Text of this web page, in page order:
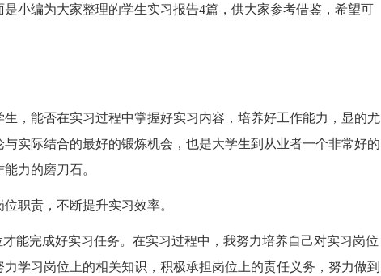
小编为大家整理的学生实习报告4篇，供大家参考借鉴，希望可
，能否在实习过程中掌握好实习内容，培养好工作能力，显的尤
实际结合的最好的锻炼机会，也是大学生到从业者一个非常好的
力的磨刀石。
职责，不断提升实习效率。
能完成好实习任务。在实习过程中，我努力培养自己对实习岗位
学习岗位上的相关知识，积极承担岗位上的责任义务，努力做到